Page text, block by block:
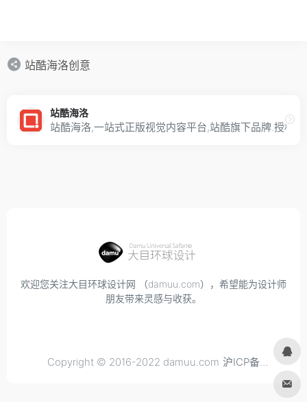
站酷海洛创意
站酷海洛
站酷海洛,一站式正版视觉内容平台,站酷旗下品牌.授权
欢迎您关注大目环球设计网 （damuu.com），希望能为设计师
朋友带来灵感与收获。
Copyright © 2016-2022 damuu.com 沪ICP备